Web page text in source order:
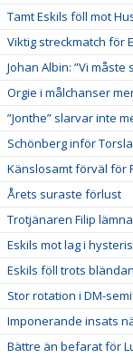
Tamt Eskils föll mot
Viktig streckmatch för
Johan Albin: ”Vi måste
Orgie i målchanser
”Jonthe” slarvar inte
Schönberg inför
Känslosamt förväl för
Årets suraste förlust
Trotjänaren Filip
Eskils mot lag i
Eskils föll trots
Stor rotation i DM-
Imponerande insats
Bättre än befarat för